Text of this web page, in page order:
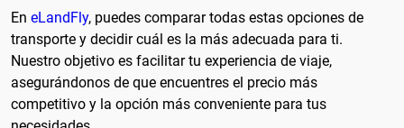
En eLandFly, puedes comparar todas estas opciones de
transporte y decidir cuál es la más adecuada para ti.
Nuestro objetivo es facilitar tu experiencia de viaje,
asegurándonos de que encuentres el precio más
competitivo y la opción más conveniente para tus